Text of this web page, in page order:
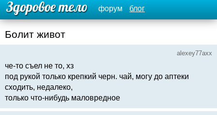
форум блог
Болит живот
alexey77axx
че-то съел не то, хз
под рукой только крепкий черн. чай, могу до аптеки
сходить, недалеко,
только что-нибудь маловредное